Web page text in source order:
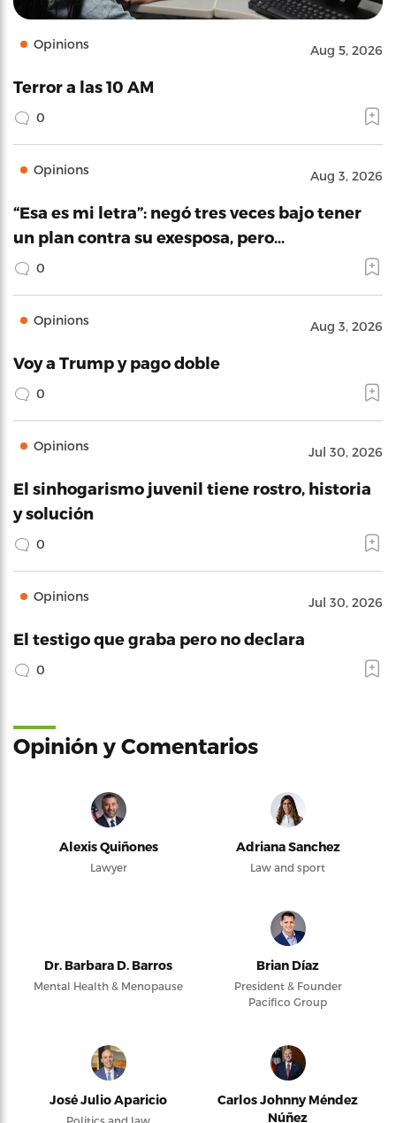
Opinions Aug 5, 2026
Terror a las 10 AM
0
Opinions Aug 3, 2026
“Esa es mi letra”: negó tres veces bajo tener
un plan contra su exesposa, pero…
0
Opinions Aug 3, 2026
Voy a Trump y pago doble
0
Opinions Jul 30, 2026
El sinhogarismo juvenil tiene rostro, historia
y solución
0
Opinions Jul 30, 2026
El testigo que graba pero no declara
0
Opinión y Comentarios
Alexis Quiñones
Lawyer
Adriana Sanchez
Law and sport
Dr. Barbara D. Barros
Mental Health & Menopause
Brian Díaz
President & Founder
Pacifico Group
José Julio Aparicio
Politics and law
Carlos Johnny Méndez
Núñez